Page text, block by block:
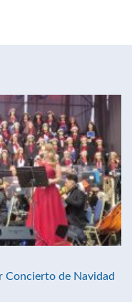
Concierto de Navidad